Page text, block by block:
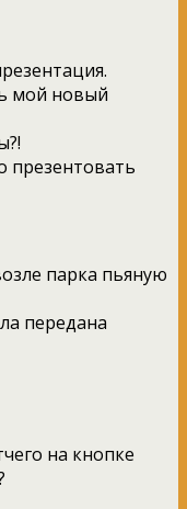
мой новый
презентовать
парка пьяную
передана
на кнопке